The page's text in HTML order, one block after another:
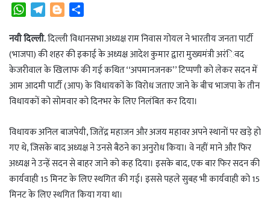
W
a
t
s
A
p
T
l
e
g
r
a
B
o
g
g
e
r
a
r
e
नयी दिल्ली.दिल्ली विधानसभा अध्यक्ष राम निवास गोयल ने भारतीय जनता पार्टी
(भाजपा) की शहर की इकाई के अध्यक्ष आदेश कुमार द्वारा मुख्यमंत्री अरंिवद
केजरीवाल के खिलाफ की गई कथित ‘‘अपमानजनक’’ टिप्पणी को लेकर सदन में
आम आदमी पार्टी (आप) के विधायकों के विरोध जताए जाने के बीच भाजपा के तीन
विधायकों को सोमवार को दिनभर के लिए निलंबित कर दिया।
विधायक अनिल बाजपेयी, जितेंद्र महाजन और अजय महावर अपने स्थानों पर खड़े हो
गए थे, जिसके बाद अध्यक्ष ने उनसे बैठने का अनुरोध किया। वे नहीं माने और फिर
अध्यक्ष ने उन्हें सदन से बाहर जाने को कह दिया। इसके बाद, एक बार फिर सदन की
कार्यवाही 15 मिनट के लिए स्थगित की गई। इससे पहले सुबह भी कार्यवाही को 15
मिनट के लिए स्थगित किया गया था।